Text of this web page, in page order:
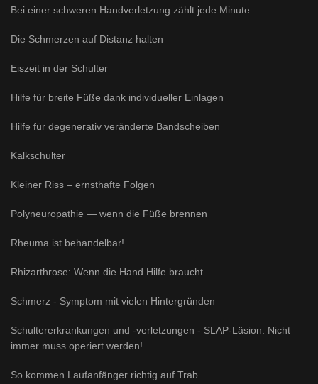
Bei einer schweren Handverletzung zählt jede Minute
Die Schmerzen auf Distanz halten
Eiszeit in der Schulter
Hilfe für breite Füße dank individueller Einlagen
Hilfe für degenerativ veränderte Bandscheiben
Kalkschulter
Kleiner Riss – ernsthafte Folgen
Polyneuropathie — wenn die Füße brennen
Rheuma ist behandelbar!
Rhizarthrose: Wenn die Hand Hilfe braucht
Schmerz - Symptom mit vielen Hintergründen
Schultererkrankungen und -verletzungen - SLAP-Läsion: Nicht
immer muss operiert werden!
So kommen Laufanfänger richtig auf Trab